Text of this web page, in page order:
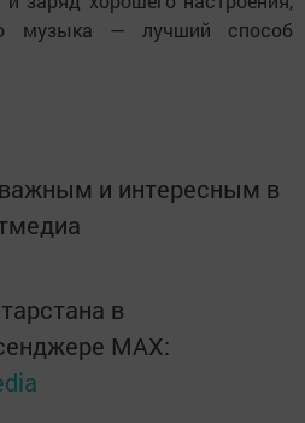
музыка — лучший способ
и интересным в
в
MАХ: